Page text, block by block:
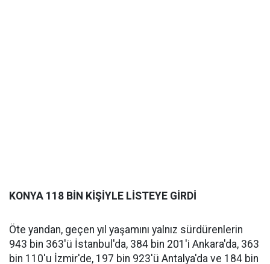
KONYA 118 BİN KİŞİYLE LİSTEYE GİRDİ
Öte yandan, geçen yıl yaşamını yalnız sürdürenlerin
943 bin 363'ü İstanbul'da, 384 bin 201'i Ankara'da, 363
bin 110'u İzmir'de, 197 bin 923'ü Antalya'da ve 184 bin